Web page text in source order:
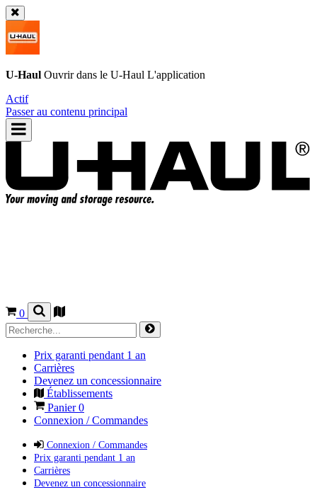
U-Haul Ouvrir dans le U-Haul L'application
Actif
Passer au contenu principal
0
Prix garanti pendant 1 an
Carrières
Devenez un concessionnaire
Établissements
Panier0
Connexion / Commandes
Connexion / Commandes
Prix garanti pendant 1 an
Carrières
Devenez un concessionnaire